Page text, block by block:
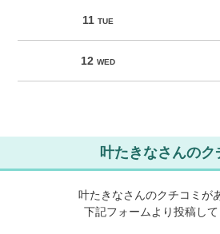
11TUE
12WED
叶たきなさんのク
叶たきなさんのクチコミが
下記フォームより投稿して